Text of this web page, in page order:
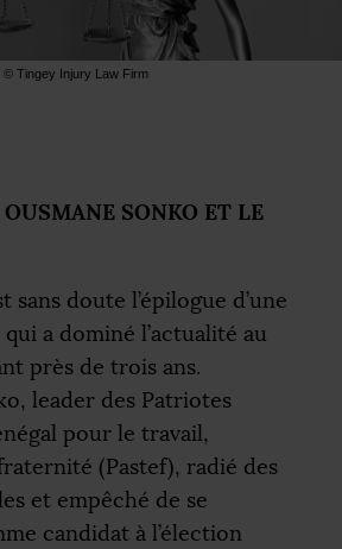
© Tingey Injury Law Firm
OUSMANE SONKO ET LE
sans doute l’épilogue d’une
a dominé l’actualité au
près de trois ans.
leader des Patriotes
pour le travail,
(Pastef), radié des
et empêché de se
candidat à l’élection